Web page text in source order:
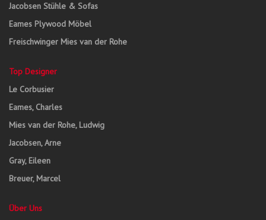
Jacobsen Stühle & Sofas
Eames Plywood Möbel
Freischwinger Mies van der Rohe
Top Designer
Le Corbusier
Eames, Charles
Mies van der Rohe, Ludwig
Jacobsen, Arne
Gray, Eileen
Breuer, Marcel
Über Uns